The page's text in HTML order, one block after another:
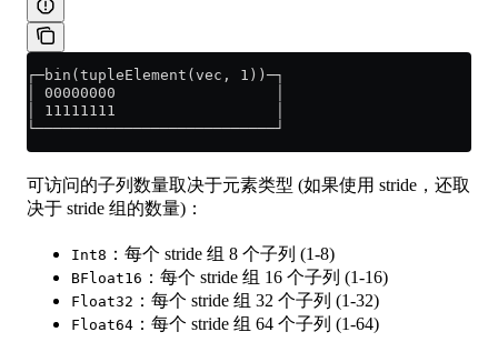
┌─bin(tupleElement(vec, 1))─┐
│ 00000000                  │
│ 11111111                  │
└───────────────────────────┘
可访问的子列数量取决于元素类型 (如果使用 stride，还取
决于 stride 组的数量)：
Int8 ：每个 stride 组 8 个子列 (1-8)
BFloat16 ：每个 stride 组 16 个子列 (1-16)
Float32 ：每个 stride 组 32 个子列 (1-32)
Float64 ：每个 stride 组 64 个子列 (1-64)